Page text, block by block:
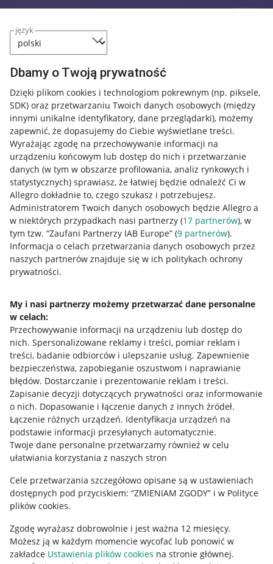
język
Dbamy o Twoją prywatność
Dzięki plikom cookies i technologiom pokrewnym (np. piksele,
SDK) oraz przetwarzaniu Twoich danych osobowych (między
innymi unikalne identyfikatory, dane przeglądarki), możemy
zapewnić, że dopasujemy do Ciebie wyświetlane treści.
Wyrażając zgodę na przechowywanie informacji na
urządzeniu końcowym lub dostęp do nich i przetwarzanie
danych (w tym w obszarze profilowania, analiz rynkowych i
statystycznych) sprawiasz, że łatwiej będzie odnaleźć Ci w
Allegro dokładnie to, czego szukasz i potrzebujesz.
Administratorem Twoich danych osobowych będzie Allegro a
w niektórych przypadkach nasi partnerzy (17 partnerów), w
tym tzw. “Zaufani Partnerzy IAB Europe” (9 partnerów).
Informacja o celach przetwarzania danych osobowych przez
naszych partnerów znajduje się w ich politykach ochrony
prywatności.
My i nasi partnerzy możemy przetwarzać dane personalne
w celach:
Przechowywanie informacji na urządzeniu lub dostęp do
nich. Spersonalizowane reklamy i treści, pomiar reklam i
treści, badanie odbiorców i ulepszanie usług. Zapewnienie
bezpieczeństwa, zapobieganie oszustwom i naprawianie
błędów. Dostarczanie i prezentowanie reklam i treści.
Zapisanie decyzji dotyczących prywatności oraz informowanie
o nich. Dopasowanie i łączenie danych z innych źródeł.
Łączenie różnych urządzeń. Identyfikacja urządzeń na
podstawie informacji przesyłanych automatycznie.
Twoje dane personalne przetwarzamy również w celu
ułatwiania korzystania z naszych stron
Cele przetwarzania szczegółowo opisane są w ustawieniach
dostępnych pod przyciskiem: “ZMIENIAM ZGODY” i w Polityce
plików cookies.
Zgodę wyrażasz dobrowolnie i jest ważna 12 miesięcy.
Możesz ją w każdym momencie wycofać lub ponowić w
zakładce Ustawienia plików cookies na stronie głównej.
Przydatne informacje
Jak to działa
Allegro Gadane dla sprzedających
Allegro Gadane dla kupujących
Mapa miejscowości
Informacje prawne
Regulamin
Polityka plików "cookies"
Ustawienia plików "cookies"
Udostępnianie lokalizacji
Informacje dla Aktu o Usługach Cyfrowych
Pobierz aplikację